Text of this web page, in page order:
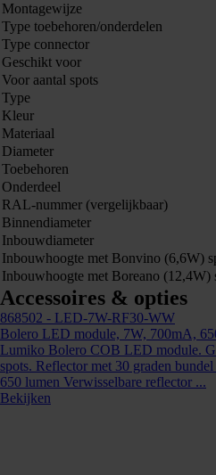
Montagewijze
Type toebehoren/onderdelen
Type connector
Geschikt voor
Voor aantal spots
Type
Kleur
Materiaal
Diameter
Toebehoren
Onderdeel
RAL-nummer (vergelijkbaar)
Binnendiameter
Inbouwdiameter
Inbouwhoogte met Bonvino (6,6W)
Inbouwhoogte met Boreano (12,4W)
Accessoires & opties
868502 - LED-7W-RF30-WW
Bolero LED module, 7W, 700mA,
Lumiko Bolero COB LED module.
spots. Reflector met 30 graden
650 lumen Verwisselbare reflector ...
Bekijken